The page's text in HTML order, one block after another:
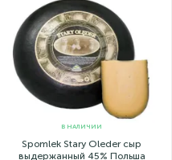
В НАЛИЧИИ
Spomlek Stary Oleder сыр
выдержанный 45% Польша